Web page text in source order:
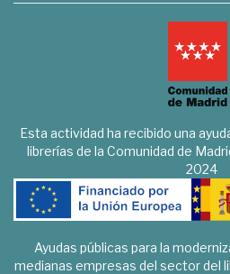
Esta actividad ha recibido una
librerías de la Comunidad de
2024
Ayudas públicas para la
medianas empresas del sector del